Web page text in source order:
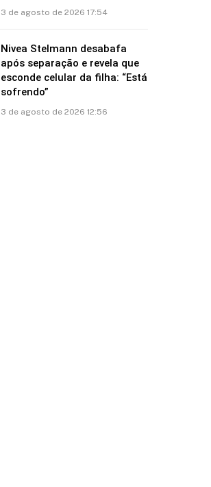
3 de agosto de 2026 17:54
Nivea Stelmann desabafa
após separação e revela que
esconde celular da filha: “Está
sofrendo”
3 de agosto de 2026 12:56